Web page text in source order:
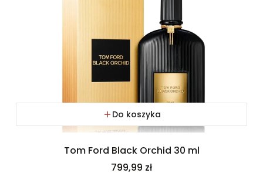
Do koszyka
Tom Ford Black Orchid 30 ml
Cena
799,99 zł